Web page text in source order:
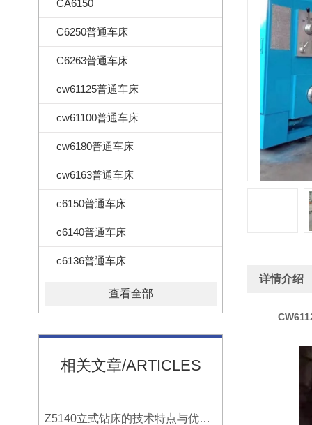
CA6150
C6250普通车床
C6263普通车床
cw61125普通车床
cw61100普通车床
cw6180普通车床
cw6163普通车床
c6150普通车床
c6140普通车床
c6136普通车床
查看全部
相关文章/ARTICLES
Z5140立式钻床的技术特点与优势分析
详情介绍